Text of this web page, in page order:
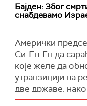
Израел је ове
од милион
сукоба у другим
Авив је
операцији".
(CNN, Reuters)
избора у САД-у.
Предочио је да
да је рат почео
истовремено
уништењу
"Не можете
Израелу да га
координацију
основу података
енклави.
Наводи се да су
изараелских
деце и осам
Девет особа,
Бајден: Због
снабдевамо
Амерички
Си-Ен-Ен да
које желе да
утранзицији на
две државе,
Израела.